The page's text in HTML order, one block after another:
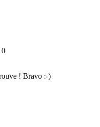
! Bravo :-)